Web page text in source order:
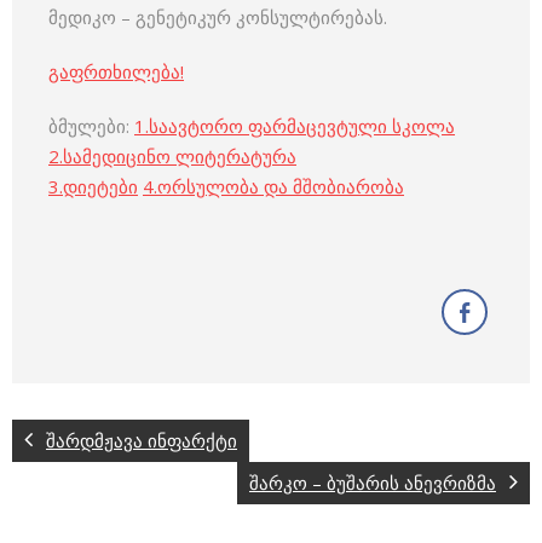
მედიკო – გენეტიკურ კონსულტირებას.
გაფრთხილება!
ბმულები: 1.საავტორო ფარმაცევტული სკოლა
2.სამედიცინო ლიტერატურა
3.დიეტები 4.ორსულობა და მშობიარობა
შარდმჟავა ინფარქტი
შარკო – ბუშარის ანევრიზმა